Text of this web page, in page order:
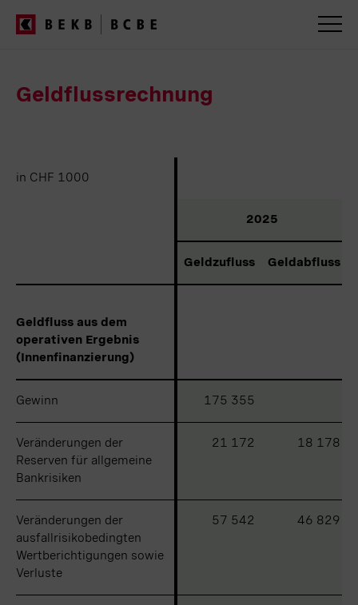
Geschäftsbericht
Geldflussrechnung
in CHF 1000
2025
Geldzufluss Geldabfluss
Geldfluss aus dem
operativen Ergebnis
(Innenfinanzierung)
Gewinn 175 355
Veränderungen der
Reserven für allgemeine
Bankrisiken
21 172 18 178
Veränderungen der
ausfallrisikobedingten
Wertberichtigungen sowie
Verluste
57 542 46 829
in CHF 1000
Geldfluss aus dem
operativen Ergebnis
(Innenfinanzierung)
Gewinn
Veränderungen der
Reserven für allgemeine
Bankrisiken
Veränderungen der
ausfallrisikobedingten
Wertberichtigungen sowie
Verluste